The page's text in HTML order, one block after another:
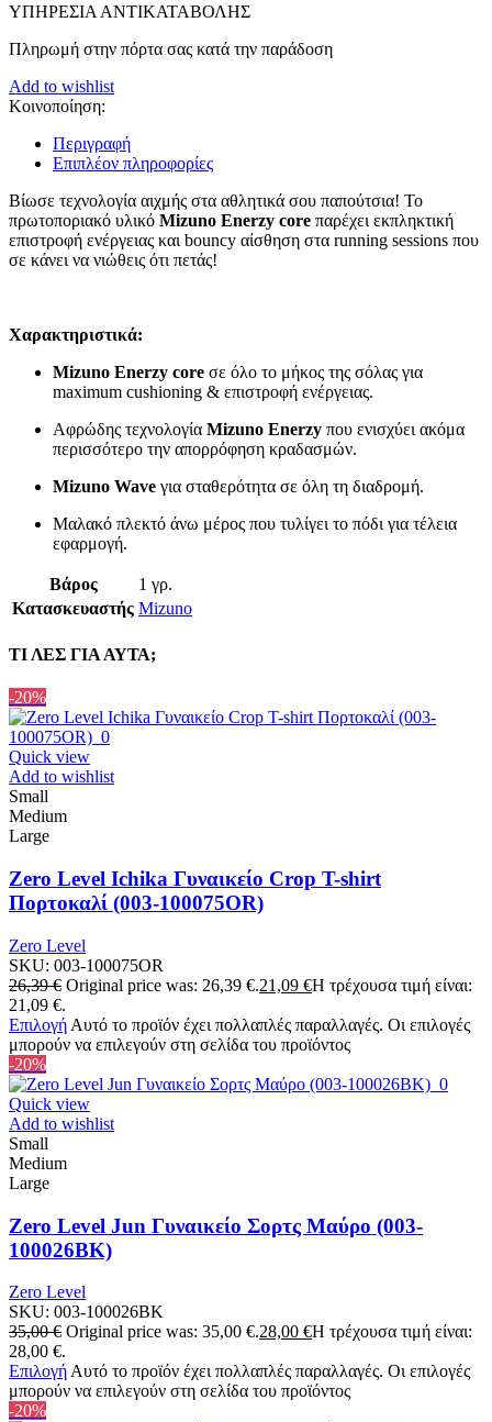
ΥΠΗΡΕΣΙΑ ΑΝΤΙΚΑΤΑΒΟΛΗΣ
Πληρωμή στην πόρτα σας κατά την παράδοση
Add to wishlist
Κοινοποίηση:
Περιγραφή
Επιπλέον πληροφορίες
Βίωσε τεχνολογία αιχμής στα αθλητικά σου παπούτσια! Το
πρωτοποριακό υλικό Mizuno Enerzy core παρέχει εκπληκτική
επιστροφή ενέργειας και bouncy αίσθηση στα running sessions που
σε κάνει να νιώθεις ότι πετάς!
Χαρακτηριστικά:
Mizuno Enerzy core σε όλο το μήκος της σόλας για
maximum cushioning & επιστροφή ενέργειας.
Αφρώδης τεχνολογία Mizuno Enerzy που ενισχύει ακόμα
περισσότερο την απορρόφηση κραδασμών.
Mizuno Wave για σταθερότητα σε όλη τη διαδρομή.
Μαλακό πλεκτό άνω μέρος που τυλίγει το πόδι για τέλεια
εφαρμογή.
Βάρος
1 γρ.
Κατασκευαστής Mizuno
ΤΙ ΛΕΣ ΓΙΑ ΑΥΤΑ;
-20%
Quick view
Add to wishlist
Small
Medium
Large
Zero Level Ichika Γυναικείο Crop T-shirt
Πορτοκαλί (003-100075OR)
Zero Level
SKU: 003-100075OR
26,39€ Original price was: 26,39 €.21,09 €Η τρέχουσα τιμή είναι:
21,09 €.
Επιλογή Αυτό το προϊόν έχει πολλαπλές παραλλαγές. Οι επιλογές
μπορούν να επιλεγούν στη σελίδα του προϊόντος
-20%
Quick view
Add to wishlist
Small
Medium
Large
Zero Level Jun Γυναικείο Σορτς Μαύρο (003-
100026BK)
Zero Level
SKU: 003-100026BK
35,00€ Original price was: 35,00 €.28,00 €Η τρέχουσα τιμή είναι:
28,00 €.
Επιλογή Αυτό το προϊόν έχει πολλαπλές παραλλαγές. Οι επιλογές
μπορούν να επιλεγούν στη σελίδα του προϊόντος
-20%